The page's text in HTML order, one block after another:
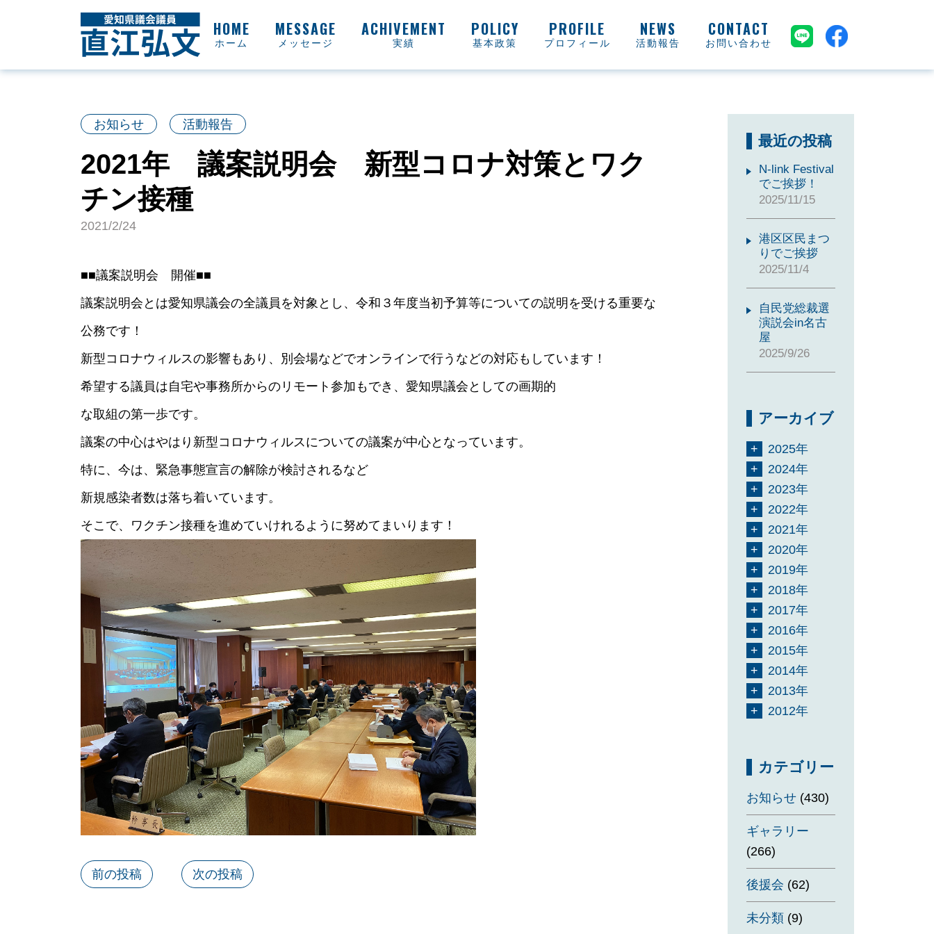
ホーム メッセージ 実績 基本政策 プロフィール 活動報告 お問い合わせ
お知らせ 活動報告
2021年 議案説明会 新型コロナ対策とワク
チン接種
2021/2/24
■■議案説明会 開催■■
議案説明会とは愛知県議会の全議員を対象とし、令和３年度当初予算等についての説明を受ける重要な
公務です！
新型コロナウィルスの影響もあり、別会場などでオンラインで行うなどの対応もしています！
希望する議員は自宅や事務所からのリモート参加もでき、愛知県議会としての画期的
な取組の第一歩です。
議案の中心はやはり新型コロナウィルスについての議案が中心となっています。
特に、今は、緊急事態宣言の解除が検討されるなど
新規感染者数は落ち着いています。
そこで、ワクチン接種を進めていけれるように努めてまいります！
前の投稿 次の投稿
最近の投稿
N-link Festival
でご挨拶！
2025/11/15
港区区民まつ
りでご挨拶
2025/11/4
自民党総裁選
演説会in名古
屋
2025/9/26
アーカイブ
2025年
2024年
2023年
2022年
2021年
2020年
2019年
2018年
2017年
2016年
2015年
2014年
2013年
2012年
カテゴリー
お知らせ (430)
ギャラリー
(266)
後援会 (62)
未分類 (9)